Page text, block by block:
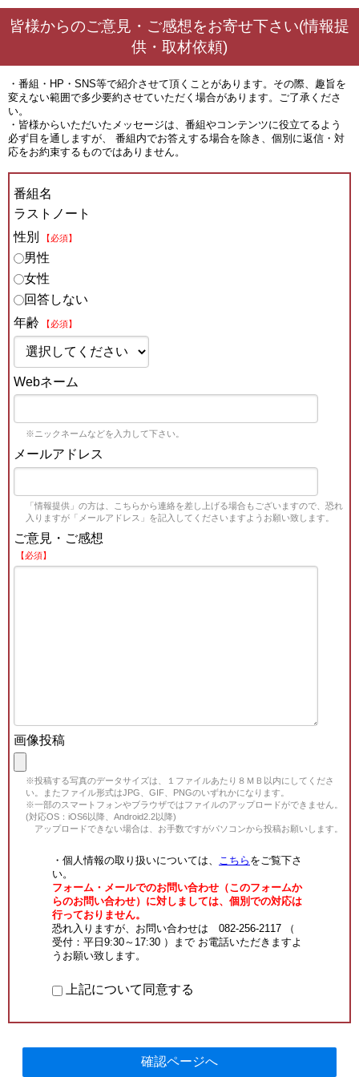
皆様からのご意見・ご感想をお寄せ下さい(情報提
供・取材依頼)
・番組・HP・SNS等で紹介させて頂くことがあります。その際、趣旨を
変えない範囲で多少要約させていただく場合があります。ご了承くださ
い。
・皆様からいただいたメッセージは、番組やコンテンツに役立てるよう
必ず目を通しますが、 番組内でお答えする場合を除き、個別に返信・対
応をお約束するものではありません。
番組名
ラストノート
性別
【必須】
男性
女性
回答しない
年齢
【必須】
Webネーム
※ニックネームなどを入力して下さい。
メールアドレス
「情報提供」の方は、こちらから連絡を差し上げる場合もございますので、恐れ
入りますが「メールアドレス」を記入してくださいますようお願い致します。
ご意見・ご感想
【必須】
画像投稿
※投稿する写真のデータサイズは、１ファイルあたり８ＭＢ以内にしてくださ
い。またファイル形式はJPG、GIF、PNGのいずれかになります。
※一部のスマートフォンやブラウザではファイルのアップロードができません。
(対応OS：iOS6以降、Android2.2以降)
アップロードできない場合は、お手数ですがパソコンから投稿お願いします。
・個人情報の取り扱いについては、 こちら をご覧下さ
い。
フォーム・メールでのお問い合わせ（このフォームか
らのお問い合わせ）に対しましては、個別での対応は
行っておりません。
恐れ入りますが、お問い合わせは 082-256-2117 （
受付：平日9:30～17:30 ）まで お電話いただきますよ
うお願い致します。
上記について同意する
確認ページへ